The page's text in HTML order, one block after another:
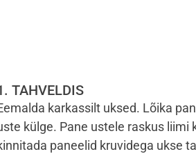
TAHVELDIS
karkassilt uksed. Lõika
külge. Pane ustele raskus liimi
paneelid kruvidega ukse